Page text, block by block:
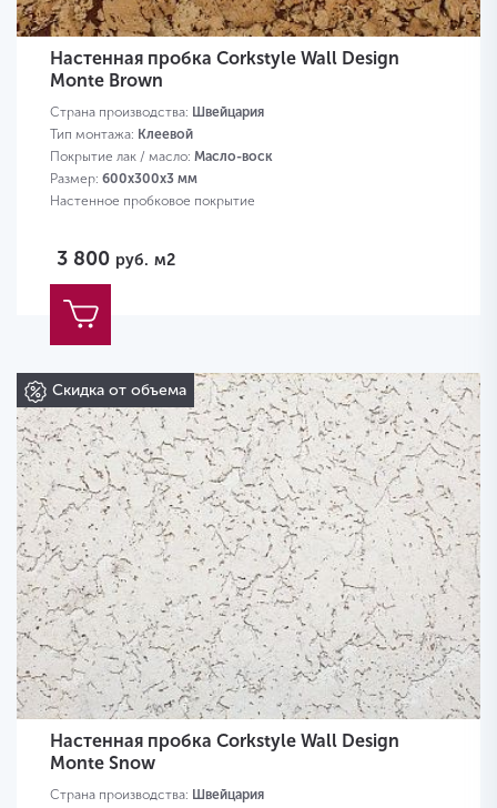
Настенная пробка Corkstyle Wall Design
Monte Brown
Страна производства: Швейцария
Тип монтажа: Клеевой
Покрытие лак / масло: Масло-воск
Размер: 600х300х3 мм
Настенное пробковое покрытие
3 800 руб. м2
Скидка от объема
Настенная пробка Corkstyle Wall Design
Monte Snow
Страна производства: Швейцария